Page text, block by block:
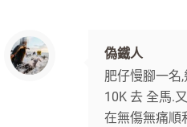
偽鐵人
肥仔慢腳一名
10K 去 全馬.
在無傷無痛順